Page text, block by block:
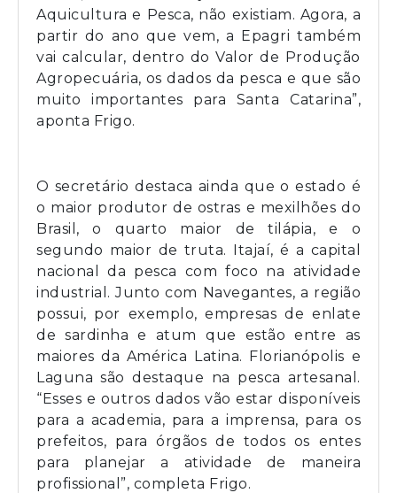
Aquicultura e Pesca, não existiam. Agora, a
partir do ano que vem, a Epagri também
vai calcular, dentro do Valor de Produção
Agropecuária, os dados da pesca e que são
muito importantes para Santa Catarina”,
aponta Frigo.
O secretário destaca ainda que o estado é
o maior produtor de ostras e mexilhões do
Brasil, o quarto maior de tilápia, e o
segundo maior de truta. Itajaí, é a capital
nacional da pesca com foco na atividade
industrial. Junto com Navegantes, a região
possui, por exemplo, empresas de enlate
de sardinha e atum que estão entre as
maiores da América Latina. Florianópolis e
Laguna são destaque na pesca artesanal.
“Esses e outros dados vão estar disponíveis
para a academia, para a imprensa, para os
prefeitos, para órgãos de todos os entes
para planejar a atividade de maneira
profissional”, completa Frigo.